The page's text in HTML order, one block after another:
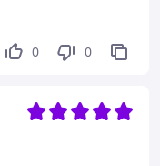
0 0